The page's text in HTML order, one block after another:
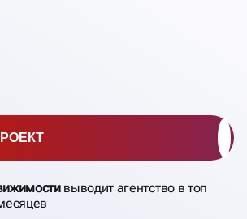
И
выводит агентство в топ